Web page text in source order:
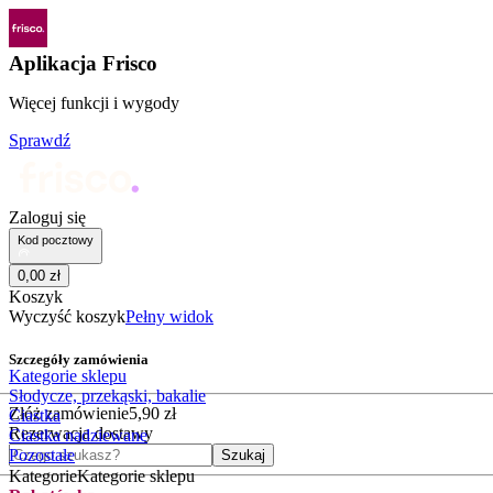
Aplikacja Frisco
Więcej funkcji i wygody
Sprawdź
Zaloguj się
Kod pocztowy
0,00 zł
Koszyk
Wyczyść koszykPełny widok
Szczegóły zamówienia
Złóż zamówienie5,90 zł
Rezerwacja dostawy
Czego szukasz?
Szukaj
KategorieKategorie sklepu
Kategorie sklepu
Słodycze, przekąski, bakalie
Ciastka
Ciastka nadziewane
Pozostałe